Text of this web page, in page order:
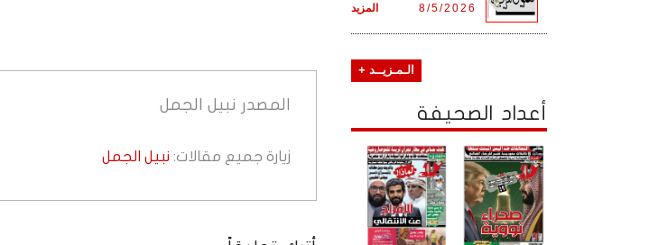
المصدر نبيل الجمل
زيارة جميع مقالات: نبيل الجمل
المزيد 8/5/2026
الـمـزيــد +
أعداد الصحيفة